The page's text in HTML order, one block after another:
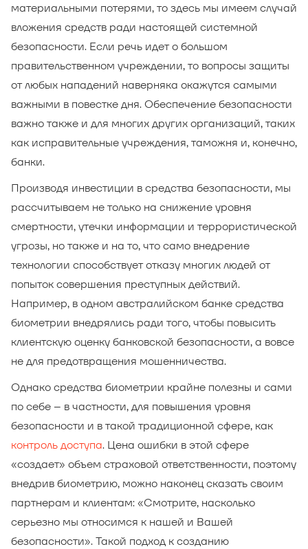
материальными потерями, то здесь мы имеем случай
вложения средств ради настоящей системной
безопасности. Если речь идет о большом
правительственном учреждении, то вопросы защиты
от любых нападений наверняка окажутся самыми
важными в повестке дня. Обеспечение безопасности
важно также и для многих других организаций, таких
как исправительные учреждения, таможня и, конечно,
банки.
Производя инвестиции в средства безопасности, мы
рассчитываем не только на снижение уровня
смертности, утечки информации и террористической
угрозы, но также и на то, что само внедрение
технологии способствует отказу многих людей от
попыток совершения преступных действий.
Например, в одном австралийском банке средства
биометрии внедрялись ради того, чтобы повысить
клиентскую оценку банковской безопасности, а вовсе
не для предотвращения мошенничества.
Однако средства биометрии крайне полезны и сами
по себе – в частности, для повышения уровня
безопасности и в такой традиционной сфере, как
контроль доступа. Цена ошибки в этой сфере
«создает» объем страховой ответственности, поэтому
внедрив биометрию, можно наконец сказать своим
партнерам и клиентам: «Смотрите, насколько
серьезно мы относимся к нашей и Вашей
безопасности». Такой подход к созданию